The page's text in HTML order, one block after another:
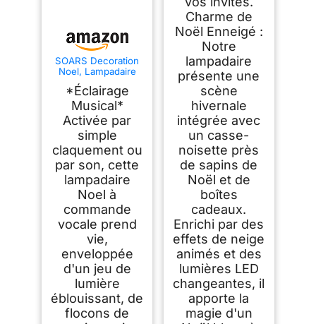
SOARS Decoration
Noel, Lampadaire
Noel 32 X 32 X 173
CM avec Musique,
Boule de Cristal
Rotative à 360°,
Flocons de Neige,
Sapin de Noel, Deco
Noel Exterieur &
Interieur pour
Jardin, Cour, Salon
*Éclairage
Musical*
Activée par
simple
claquement ou
par son, cette
lampadaire
Noel à
commande
vocale prend
vie,
enveloppée
d'un jeu de
lumière
éblouissant, de
flocons de
Charme de
Noël Enneigé :
Notre
lampadaire
présente une
scène
hivernale
intégrée avec
un casse-
noisette près
de sapins de
Noël et de
boîtes
cadeaux.
Enrichi par des
effets de neige
animés et des
lumières LED
changeantes, il
apporte la
magie d'un